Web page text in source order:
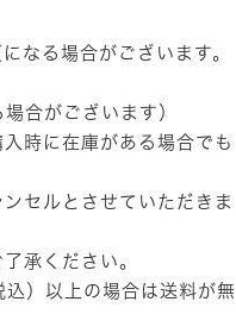
なる場合がございます。
合がございます）
時に在庫がある場合でも
セルとさせていただきま
承ください。
）以上の場合は送料が無